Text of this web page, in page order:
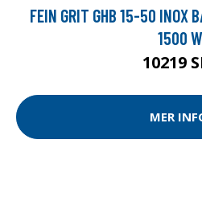
FEIN GRIT GHB 15-50 INOX
1500 W
10219
MER